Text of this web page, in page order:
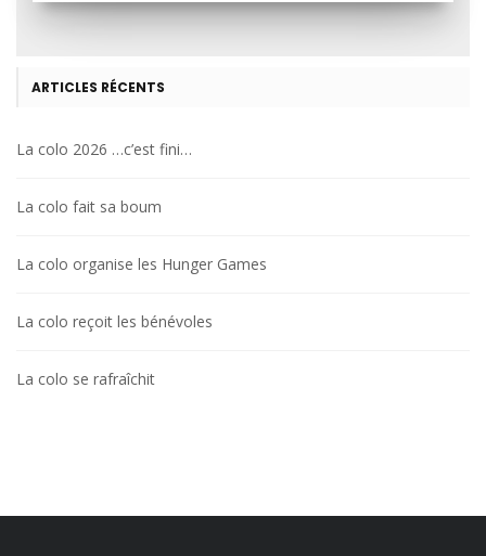
ARTICLES RÉCENTS
La colo 2026 …c’est fini…
La colo fait sa boum
La colo organise les Hunger Games
La colo reçoit les bénévoles
La colo se rafraîchit